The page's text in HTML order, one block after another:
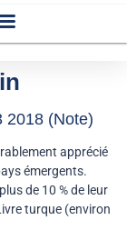
2018 (Note)
apprécié
émergents.
de 10 % de leur
turque (environ